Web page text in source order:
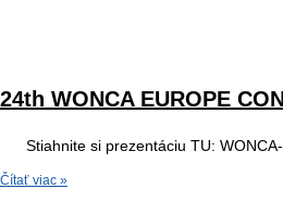
24th WONCA EUROPE
Stiahnite si prezentáciu TU:
Čítať viac »